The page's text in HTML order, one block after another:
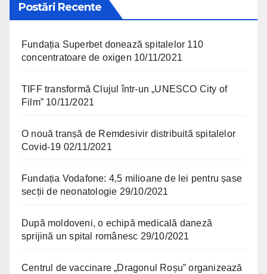
Postări Recente
Fundația Superbet donează spitalelor 110
concentratoare de oxigen 10/11/2021
TIFF transformă Clujul într-un „UNESCO City of
Film” 10/11/2021
O nouă tranșă de Remdesivir distribuită spitalelor
Covid-19 02/11/2021
Fundația Vodafone: 4,5 milioane de lei pentru șase
secții de neonatologie 29/10/2021
După moldoveni, o echipă medicală daneză
sprijină un spital românesc 29/10/2021
Centrul de vaccinare „Dragonul Roșu” organizează